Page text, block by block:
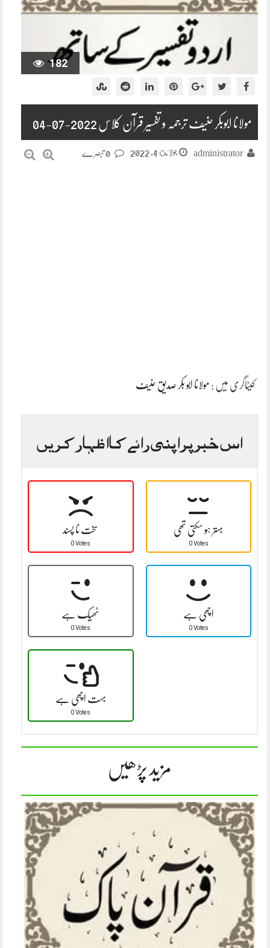
182
مولانا ابوبکر حنیف ترجمہ و تفسیر قرآن کلاس 2022-07-04
administrator جولائ 4, 2022
کیٹاگری میں : مولانا ابو بکر صدیق حنیف
اس خبر پر اپنی رائے کا اظہار کریں
سخت نا پسند
0 Votes
بہتر ہو سکتی تھی
0 Votes
ٹھیک ہے
0 Votes
اچھی ہے
0 Votes
بہت اچھی ہے
0 Votes
مزید پڑھیں